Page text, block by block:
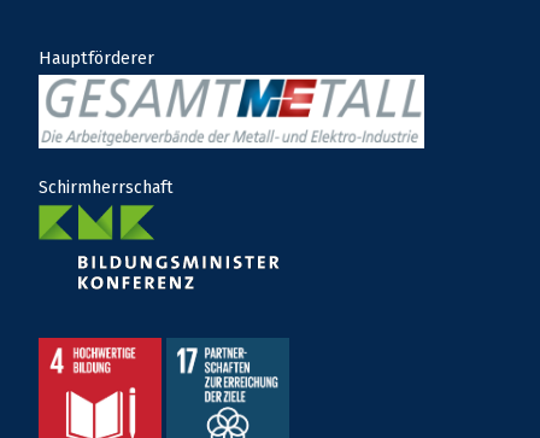
Hauptförderer
Schirmherrschaft